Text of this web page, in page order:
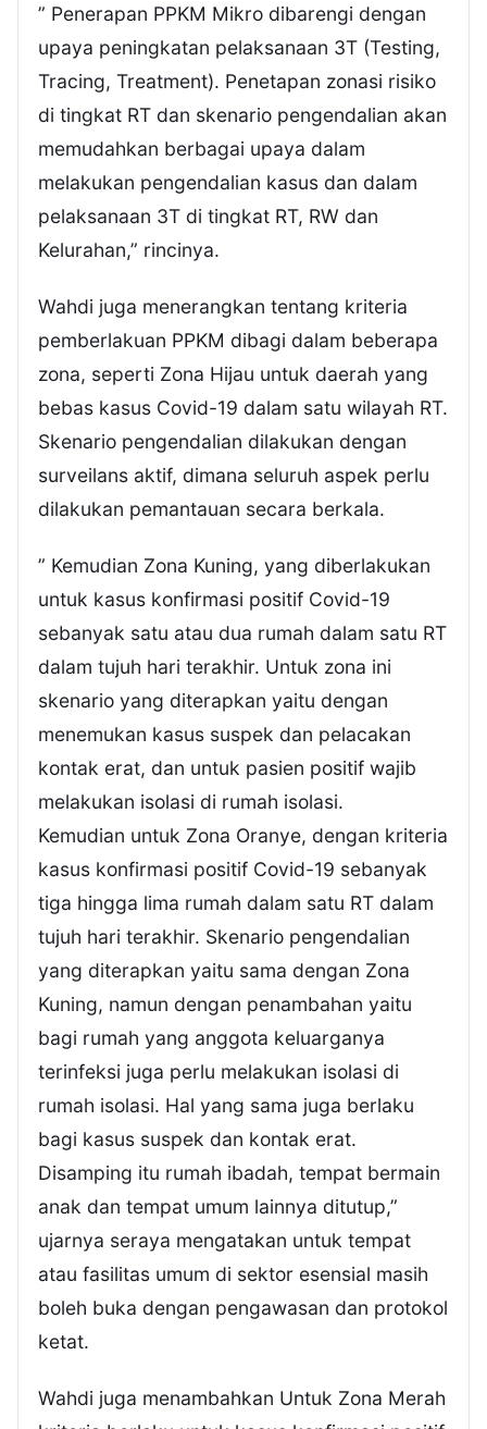
” Penerapan PPKM Mikro dibarengi dengan
upaya peningkatan pelaksanaan 3T (Testing,
Tracing, Treatment). Penetapan zonasi risiko
di tingkat RT dan skenario pengendalian akan
memudahkan berbagai upaya dalam
melakukan pengendalian kasus dan dalam
pelaksanaan 3T di tingkat RT, RW dan
Kelurahan,” rincinya.
Wahdi juga menerangkan tentang kriteria
pemberlakuan PPKM dibagi dalam beberapa
zona, seperti Zona Hijau untuk daerah yang
bebas kasus Covid-19 dalam satu wilayah RT.
Skenario pengendalian dilakukan dengan
surveilans aktif, dimana seluruh aspek perlu
dilakukan pemantauan secara berkala.
” Kemudian Zona Kuning, yang diberlakukan
untuk kasus konfirmasi positif Covid-19
sebanyak satu atau dua rumah dalam satu RT
dalam tujuh hari terakhir. Untuk zona ini
skenario yang diterapkan yaitu dengan
menemukan kasus suspek dan pelacakan
kontak erat, dan untuk pasien positif wajib
melakukan isolasi di rumah isolasi.
Kemudian untuk Zona Oranye, dengan kriteria
kasus konfirmasi positif Covid-19 sebanyak
tiga hingga lima rumah dalam satu RT dalam
tujuh hari terakhir. Skenario pengendalian
yang diterapkan yaitu sama dengan Zona
Kuning, namun dengan penambahan yaitu
bagi rumah yang anggota keluarganya
terinfeksi juga perlu melakukan isolasi di
rumah isolasi. Hal yang sama juga berlaku
bagi kasus suspek dan kontak erat.
Disamping itu rumah ibadah, tempat bermain
anak dan tempat umum lainnya ditutup,”
ujarnya seraya mengatakan untuk tempat
atau fasilitas umum di sektor esensial masih
boleh buka dengan pengawasan dan protokol
ketat.
Wahdi juga menambahkan Untuk Zona Merah